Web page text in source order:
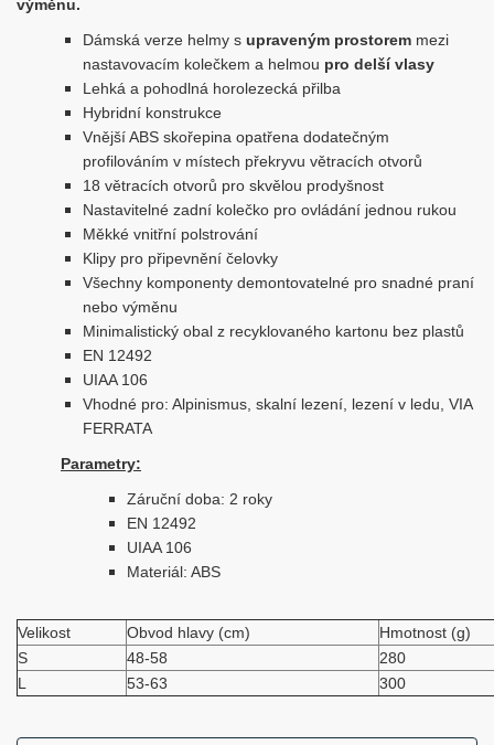
výměnu.
Dámská verze helmy s upraveným prostorem mezi
nastavovacím kolečkem a helmou pro delší vlasy
Lehká a pohodlná horolezecká přilba
Hybridní konstrukce
Vnější ABS skořepina opatřena dodatečným
profilováním v místech překryvu větracích otvorů
18 větracích otvorů pro skvělou prodyšnost
Nastavitelné zadní kolečko pro ovládání jednou rukou
Měkké vnitřní polstrování
Klipy pro připevnění čelovky
Všechny komponenty demontovatelné pro snadné praní
nebo výměnu
Minimalistický obal z recyklovaného kartonu bez plastů
EN 12492
UIAA 106
Vhodné pro: Alpinismus, skalní lezení, lezení v ledu, VIA
FERRATA
Parametry:
Záruční doba: 2 roky
EN 12492
UIAA 106
Materiál: ABS
Velikost Obvod hlavy (cm)
Hmotnost (g)
S
48-58
280
L
53-63 300